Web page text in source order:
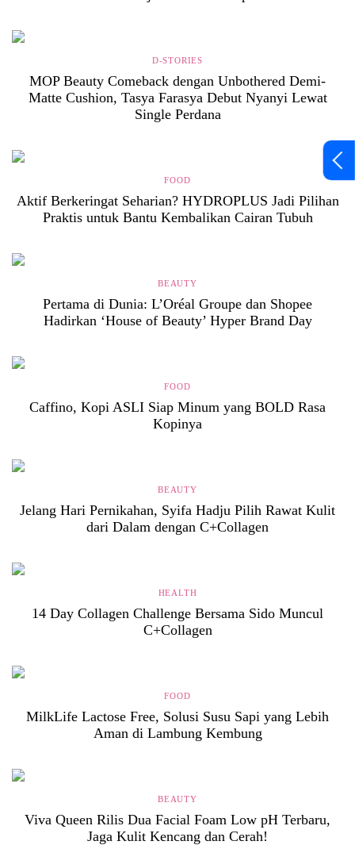
D-STORIES
MOP Beauty Comeback dengan Unbothered Demi-
Matte Cushion, Tasya Farasya Debut Nyanyi Lewat
Single Perdana
FOOD
Aktif Berkeringat Seharian? HYDROPLUS Jadi Pilihan
Praktis untuk Bantu Kembalikan Cairan Tubuh
BEAUTY
Pertama di Dunia: L’Oréal Groupe dan Shopee
Hadirkan ‘House of Beauty’ Hyper Brand Day
FOOD
Caffino, Kopi ASLI Siap Minum yang BOLD Rasa
Kopinya
BEAUTY
Jelang Hari Pernikahan, Syifa Hadju Pilih Rawat Kulit
dari Dalam dengan C+Collagen
HEALTH
14 Day Collagen Challenge Bersama Sido Muncul
C+Collagen
FOOD
MilkLife Lactose Free, Solusi Susu Sapi yang Lebih
Aman di Lambung Kembung
BEAUTY
Viva Queen Rilis Dua Facial Foam Low pH Terbaru,
Jaga Kulit Kencang dan Cerah!